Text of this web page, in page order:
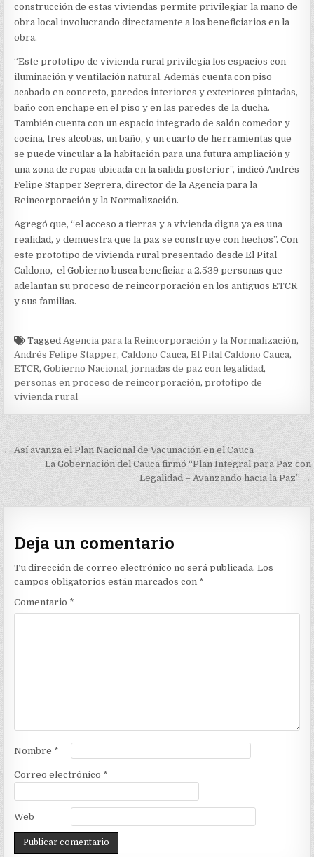
construcción de estas viviendas permite privilegiar la mano de
obra local involucrando directamente a los beneficiarios en la
obra.
“Este prototipo de vivienda rural privilegia los espacios con
iluminación y ventilación natural. Además cuenta con piso
acabado en concreto, paredes interiores y exteriores pintadas,
baño con enchape en el piso y en las paredes de la ducha.
También cuenta con un espacio integrado de salón comedor y
cocina, tres alcobas, un baño, y un cuarto de herramientas que
se puede vincular a la habitación para una futura ampliación y
una zona de ropas ubicada en la salida posterior”, indicó Andrés
Felipe Stapper Segrera, director de la Agencia para la
Reincorporación y la Normalización.
Agregó que, “el acceso a tierras y a vivienda digna ya es una
realidad, y demuestra que la paz se construye con hechos”. Con
este prototipo de vivienda rural presentado desde El Pital
Caldono, el Gobierno busca beneficiar a 2.539 personas que
adelantan su proceso de reincorporación en los antiguos ETCR
y sus familias.
Tagged Agencia para la Reincorporación y la Normalización,
Andrés Felipe Stapper,Caldono Cauca,El Pital Caldono Cauca,
ETCR,Gobierno Nacional,jornadas de paz con legalidad,
personas en proceso de reincorporación,prototipo de
vivienda rural
Navegación
← Así avanza el Plan Nacional de Vacunación en el Cauca
La Gobernación del Cauca firmó “Plan Integral para Paz con
Legalidad – Avanzando hacia la Paz” →
Deja un comentario
Tu dirección de correo electrónico no será publicada. Los
campos obligatorios están marcados con *
Comentario *
Nombre *
Correo electrónico *
Web